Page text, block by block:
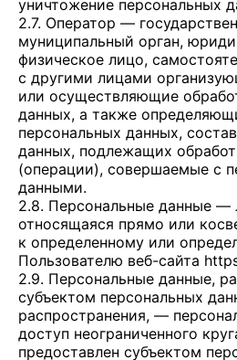
уничтожение персональных
2.7. Оператор —
муниципальный орган,
физическое лицо,
с другими лицами
или осуществляющие
данных, а также
персональных данных,
данных, подлежащих
(операции), совершаемые с
данными.
2.8. Персональные данные
относящаяся прямо или
к определенному или
Пользователю веб-сайта
2.9. Персональные данные,
субъектом персональных
распространения, —
доступ неограниченного
предоставлен субъектом